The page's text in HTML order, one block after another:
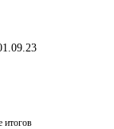
итогов